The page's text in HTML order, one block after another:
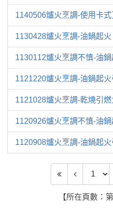
1140506爐火烹調-使用卡
1130428爐火烹調-油鍋起火
1130112爐火烹調不慎-油
1121220爐火烹調-油鍋起
1121028爐火烹調-乾燒引燃
1120926爐火烹調不慎-油
1120908爐火烹調-油鍋起
前往頁數
【所在頁數：